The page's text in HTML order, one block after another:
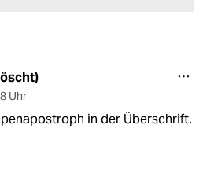
Uhr
in der Überschrift.